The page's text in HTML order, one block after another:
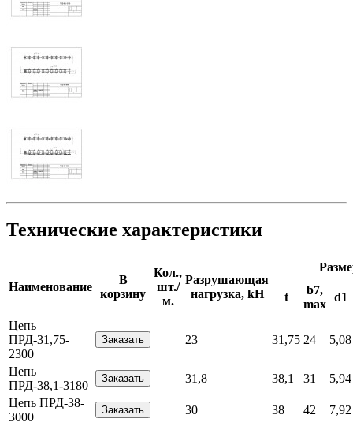
Технические характеристики
Наименование
В
корзину
Кол.,
шт./
м.
Разрушающая
нагрузка, kH
t
b7,
max
d1
Цепь
ПРД-31,75-
2300
23 31,75 24 5,08
Цепь
ПРД-38,1-3180
31,8 38,1 31
5,94
Цепь ПРД-38-
3000
30 38 42
7,92